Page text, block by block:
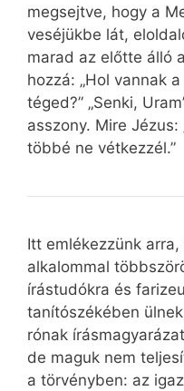
megsejtve, hogy a
veséjükbe lát,
marad az előtte álló
hozzá: „Hol vannak
téged?” „Senki,
asszony. Mire
többé ne vétkezzél.”
Itt emlékezzünk
alkalommal
írástudókra és
tanítószékében
rónak
de maguk nem
a törvényben: az